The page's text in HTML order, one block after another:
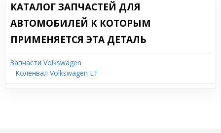
КАТАЛОГ ЗАПЧАСТЕЙ ДЛЯ
АВТОМОБИЛЕЙ К КОТОРЫМ
ПРИМЕНЯЕТСЯ ЭТА ДЕТАЛЬ
Запчасти Volkswagen
Коленвал Volkswagen LT